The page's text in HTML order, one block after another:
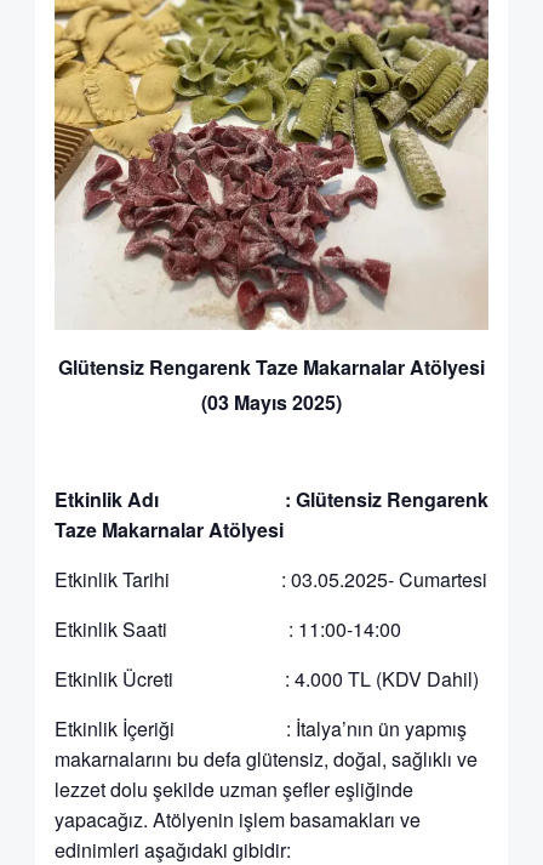
Glütensiz Rengarenk Taze Makarnalar Atölyesi
(03 Mayıs 2025)
Etkinlik Adı : Glütensiz Rengarenk
Taze Makarnalar Atölyesi
Etkinlik Tarihi : 03.05.2025- Cumartesi
Etkinlik Saati : 11:00-14:00
Etkinlik Ücreti : 4.000 TL (KDV Dahil)
Etkinlik İçeriği : İtalya’nın ün yapmış
makarnalarını bu defa glütensiz, doğal, sağlıklı ve
lezzet dolu şekilde uzman şefler eşliğinde
yapacağız. Atölyenin işlem basamakları ve
edinimleri aşağıdaki gibidir: